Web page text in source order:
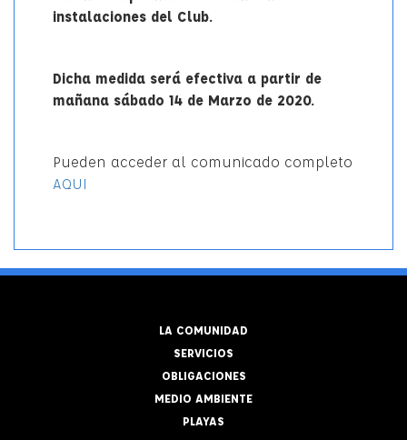
instalaciones del Club.
Dicha medida será efectiva a partir de
mañana sábado 14 de Marzo de 2020.
Pueden acceder al comunicado completo
AQUI
LA COMUNIDAD
SERVICIOS
OBLIGACIONES
MEDIO AMBIENTE
PLAYAS